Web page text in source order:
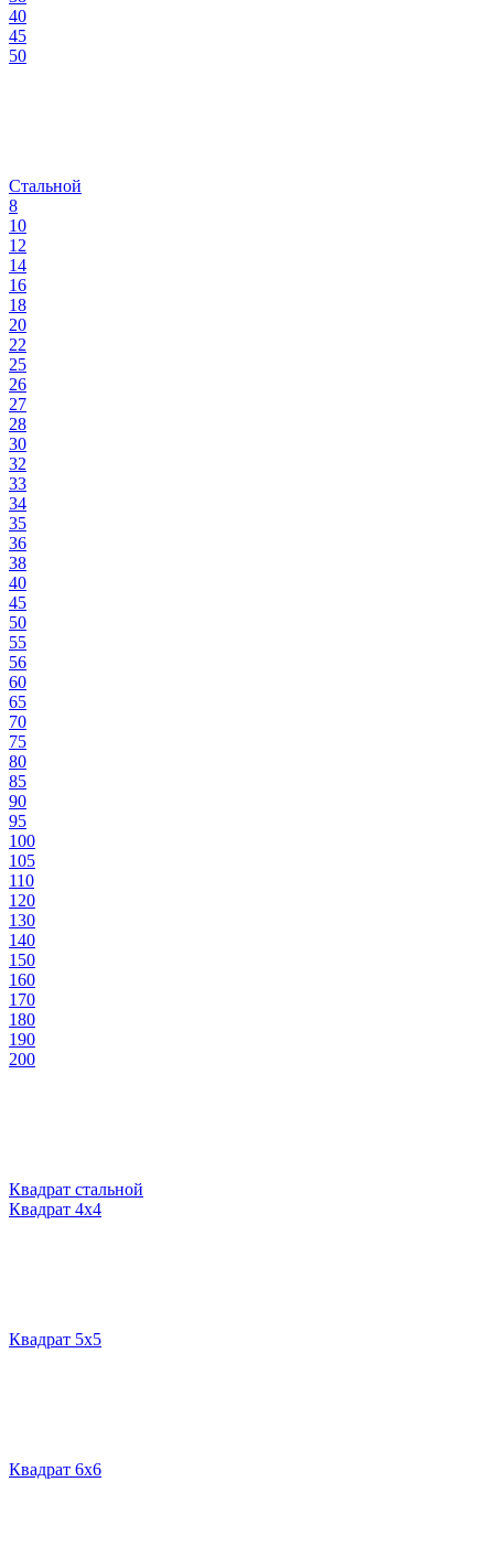
40
45
50
Стальной
8
10
12
14
16
18
20
22
25
26
27
28
30
32
33
34
35
36
38
40
45
50
55
56
60
65
70
75
80
85
90
95
100
105
110
120
130
140
150
160
170
180
190
200
Квадрат стальной
Квадрат 4х4
Квадрат 5х5
Квадрат 6х6